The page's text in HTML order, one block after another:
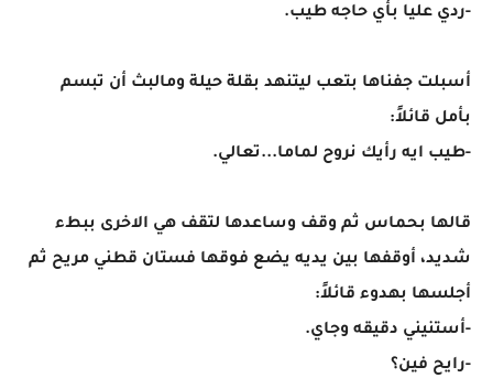
-ردي عليا بأي حاجه طيب.
أسبلت جفناها بتعب ليتنهد بقلة حيلة ومالبث أن تبسم
بأمل قائلاً:
-طيب ايه رأيك نروح لماما...تعالي.
قالها بحماس ثم وقف وساعدها لتقف هي الاخرى ببطء
شديد، أوقفها بين يديه يضع فوقها فستان قطني مريح ثم
أجلسها بهدوء قائلاً:
-أستنيني دقيقه وجاي.
-رايح فين؟